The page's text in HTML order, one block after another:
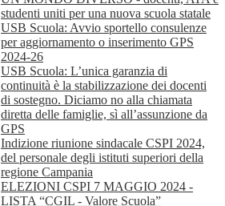
studenti uniti per una nuova scuola statale
USB Scuola: Avvio sportello consulenze
per aggiornamento o inserimento GPS
2024-26
USB Scuola: L’unica garanzia di
continuità è la stabilizzazione dei docenti
di sostegno. Diciamo no alla chiamata
diretta delle famiglie, sì all’assunzione da
GPS
Indizione riunione sindacale CSPI 2024,
del personale degli istituti superiori della
regione Campania
ELEZIONI CSPI 7 MAGGIO 2024 -
LISTA “CGIL - Valore Scuola”